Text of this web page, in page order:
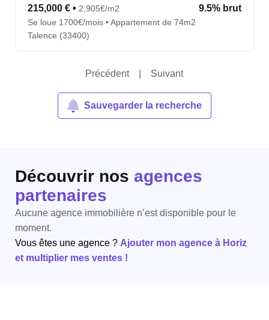
215,000 € • 2,905€/m2 9.5% brut
Se loue 1700€/mois • Appartement de 74m2
Talence (33400)
Précédent Suivant
Sauvegarder la recherche
Découvrir nos agences
partenaires
Aucune agence immobilière n’est disponible pour le
moment.
Vous êtes une agence ? Ajouter mon agence à Horiz
et multiplier mes ventes !